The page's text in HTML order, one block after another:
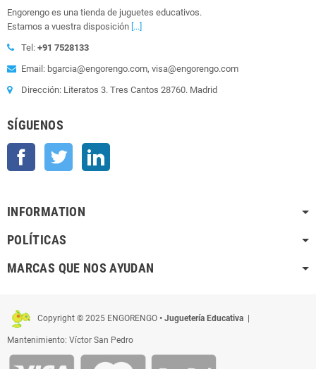
Engorengo es una tienda de juguetes educativos.
Estamos a vuestra disposición [...]
Tel: +91 7528133
Email: bgarcia@engorengo.com, visa@engorengo.com
Dirección: Literatos 3. Tres Cantos 28760. Madrid
SÍGUENOS
Facebook Twitter
INFORMATION
POLÍTICAS
MARCAS QUE NOS AYUDAN
Copyright © 2025 ENGORENGO • Juguetería Educativa |
Mantenimiento: Víctor San Pedro